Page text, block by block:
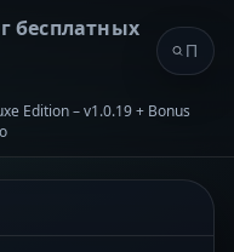
бесплатных
Edition – v1.0.19 + Bonus